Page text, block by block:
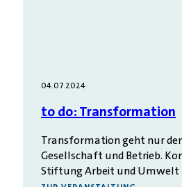
04.07.2024
to do: Transformation
Transformation geht nur
Gesellschaft und Betrieb.
Stiftung Arbeit und Umwelt